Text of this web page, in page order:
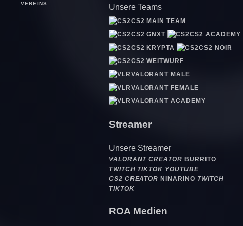
VEREINS.
Unsere Teams
CS2 MAIN TEAM
CS2 GNXT
CS2 ACADEMY
CS2 KRYPTA
CS2 NOIR
CS2 WEITWURF
VALORANT MALE
VALORANT FEMALE
VALORANT ACADEMY
Streamer
Unsere Streamer
VALORANT CREATOR BURRITO
TWITCH TIKTOK YOUTUBE
CS2 CREATOR NINARINO TWITCH
TIKTOK
ROA Medien